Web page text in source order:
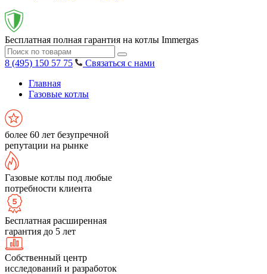
Бесплатная полная гарантия на котлы Immergas
8 (495) 150 57 75
Связаться с нами
Главная
Газовые котлы
более 60 лет безупречной
репутации на рынке
Газовые котлы под любые
потребности клиента
Бесплатная расширенная
гарантия до 5 лет
Собственный центр
исследований и разработок